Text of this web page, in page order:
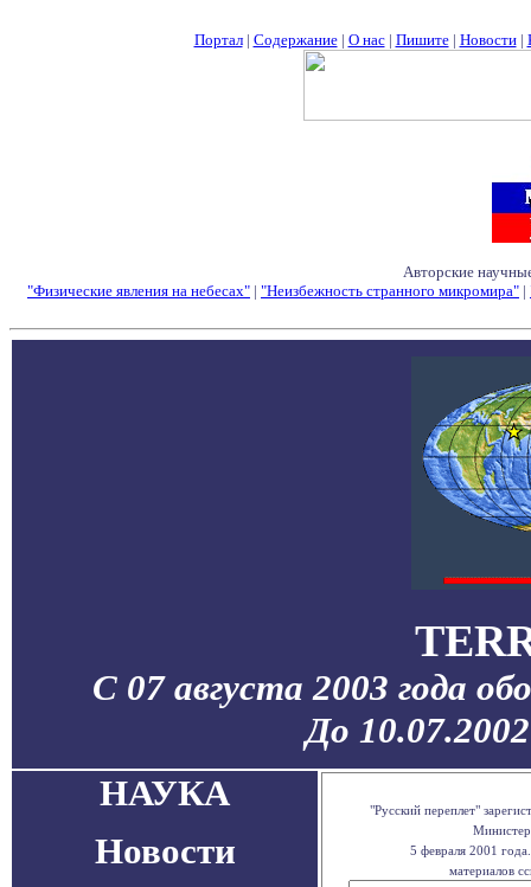
Портал| Содержание| О нас| Пишите| Новости|
Авторские
"Физические явления на небесах" | "Неизбежность странного микромира" |
С 07 августа 2003 года
До
НАУКА
Новости
"Русский переплет"
5 февраля 2001
материалов